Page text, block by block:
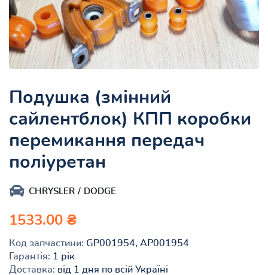
Подушка (змінний
сайлентблок) КПП коробки
перемикання передач
поліуретан
CHRYSLER DODGE
1533.00 ₴
Код запчастини: GP001954, AP001954
Гарантія: 1 рік
Доставка: від 1 дня по всій Україні